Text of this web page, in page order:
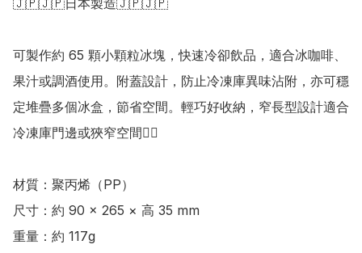
🇯🇵🇯🇵日本製造🇯🇵🇯🇵
可製作約 65 顆小顆粒冰塊，快速冷卻飲品，適合冰咖啡、
果汁或調酒使用。附蓋設計，防止冷凍庫異味沾附，亦可穩
定堆疊多個冰盒，節省空間。輕巧好收納，窄長型設計適合
冷凍庫門邊或狹窄空間👍🏻
材質：聚丙烯（PP）
尺寸：約 90 × 265 × 高 35 mm
重量：約 117g